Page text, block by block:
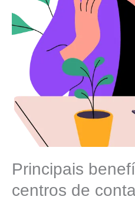
Principais
centros de